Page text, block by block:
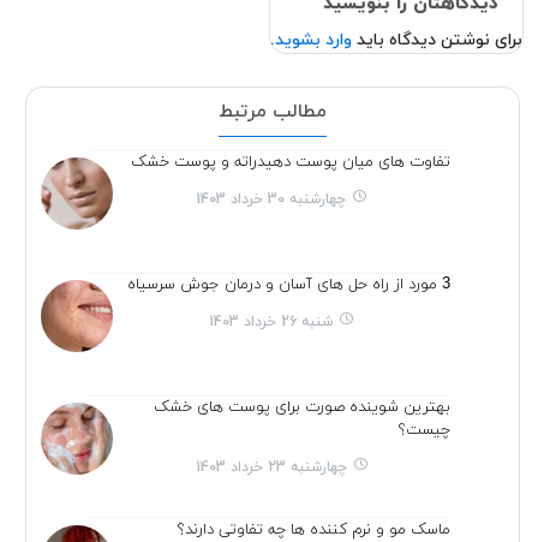
برای نوشتن دیدگاه باید وارد بشوید.
مطالب مرتبط
تفاوت های میان پوست دهیدراته و پوست خشک
چهارشنبه 30 خرداد 1403
3 مورد از راه حل های آسان و درمان جوش سرسیاه
شنبه 26 خرداد 1403
بهترین شوینده صورت برای پوست های خشک
چیست؟
چهارشنبه 23 خرداد 1403
ماسک مو و نرم کننده ها چه تفاوتی دارند؟